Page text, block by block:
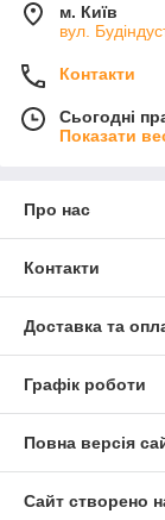
м. Київ
вул.
Контакти
Сьогодні
Показати
Про нас
Контакти
Доставка та
Графік роботи
Повна версія
Сайт створено